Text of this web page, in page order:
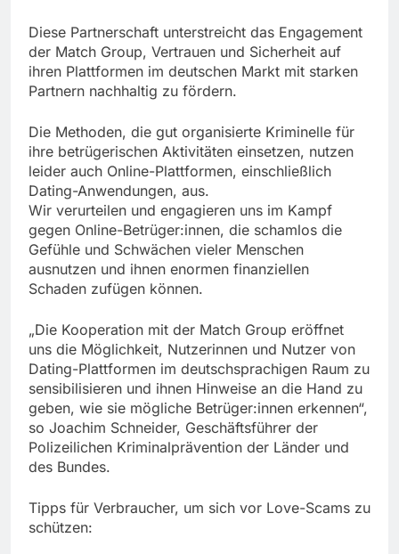
Diese Partnerschaft unterstreicht das Engagement
der Match Group, Vertrauen und Sicherheit auf
ihren Plattformen im deutschen Markt mit starken
Partnern nachhaltig zu fördern.
Die Methoden, die gut organisierte Kriminelle für
ihre betrügerischen Aktivitäten einsetzen, nutzen
leider auch Online-Plattformen, einschließlich
Dating-Anwendungen, aus.
Wir verurteilen und engagieren uns im Kampf
gegen Online-Betrüger:innen, die schamlos die
Gefühle und Schwächen vieler Menschen
ausnutzen und ihnen enormen finanziellen
Schaden zufügen können.
„Die Kooperation mit der Match Group eröffnet
uns die Möglichkeit, Nutzerinnen und Nutzer von
Dating-Plattformen im deutschsprachigen Raum zu
sensibilisieren und ihnen Hinweise an die Hand zu
geben, wie sie mögliche Betrüger:innen erkennen“,
so Joachim Schneider, Geschäftsführer der
Polizeilichen Kriminalprävention der Länder und
des Bundes.
Tipps für Verbraucher, um sich vor Love-Scams zu
schützen: